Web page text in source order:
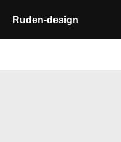
Ruden-design